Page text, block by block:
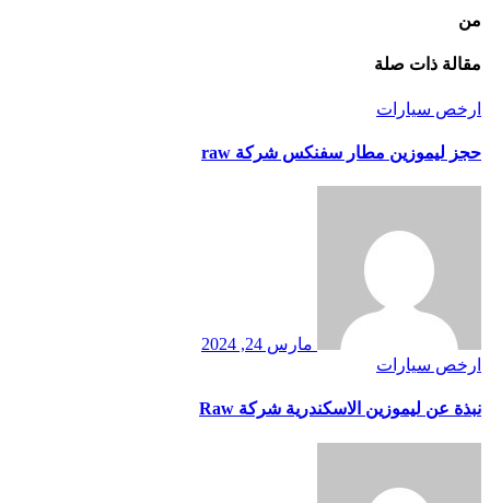
من
مقالة ذات صلة
ارخص سيارات
حجز ليموزين مطار سفنكس شركة raw
مارس 24, 2024
ارخص سيارات
نبذة عن ليموزين الاسكندرية شركة Raw